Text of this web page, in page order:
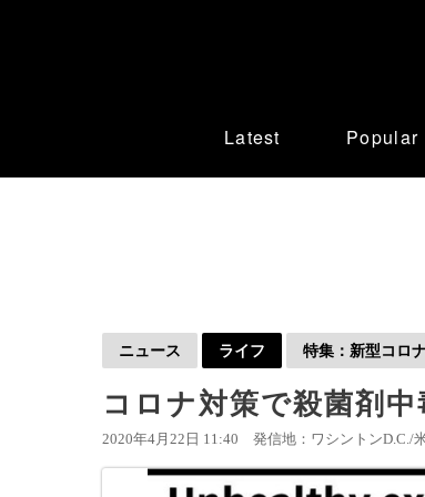
Latest Popular
ニュース ライフ 特集：新型コロ
コロナ対策で殺菌剤
2020年4月22日 11:40 発信地：ワシントンD.C./